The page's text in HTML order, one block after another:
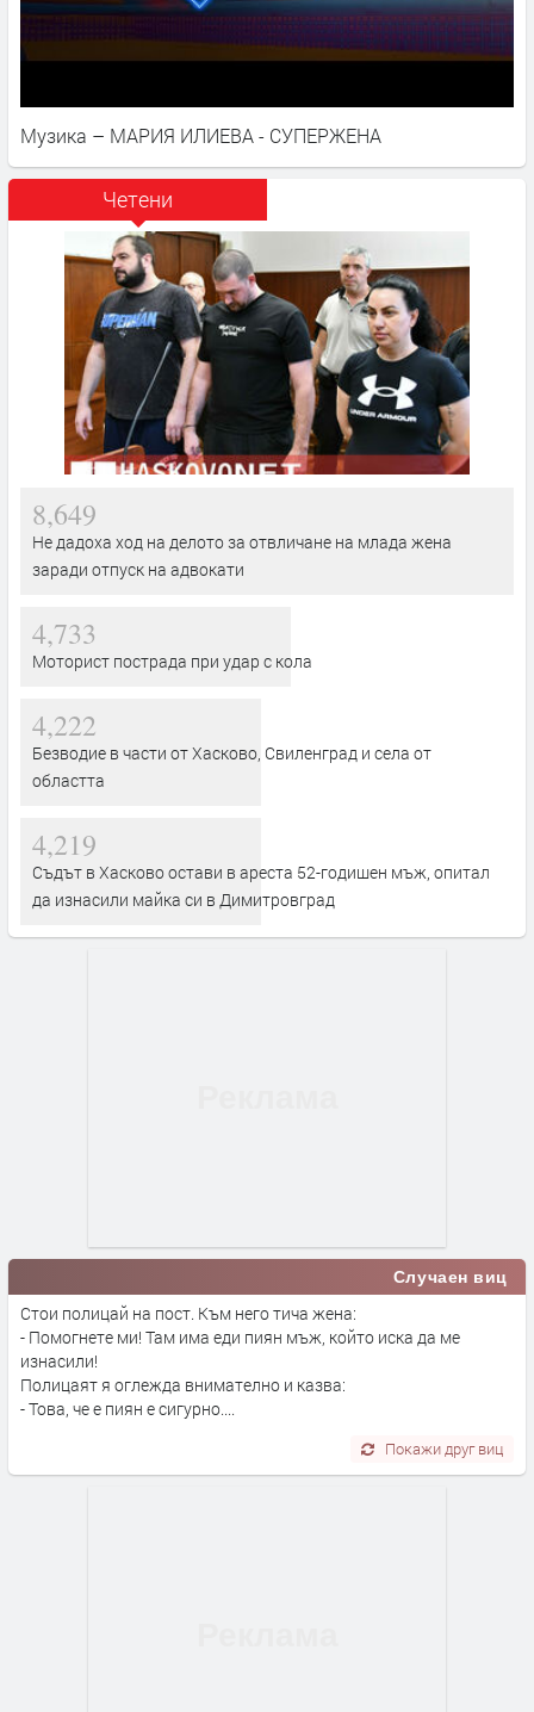
Музика – МАРИЯ ИЛИЕВА - СУПЕРЖЕНА
Четени
8,649
Не дадоха ход на делото за отвличане на млада жена
заради отпуск на адвокати
4,733
Моторист пострада при удар с кола
4,222
Безводие в части от Хасково, Свиленград и села от
областта
4,219
Съдът в Хасково остави в ареста 52-годишен мъж, опитал
да изнасили майка си в Димитровград
Случаен виц
Стои полицай на пост. Към него тича жена:
- Помогнете ми! Там има еди пиян мъж, който иска да ме
изнасили!
Полицаят я оглежда внимателно и казва:
- Това, че е пиян е сигурно....
Покажи друг виц